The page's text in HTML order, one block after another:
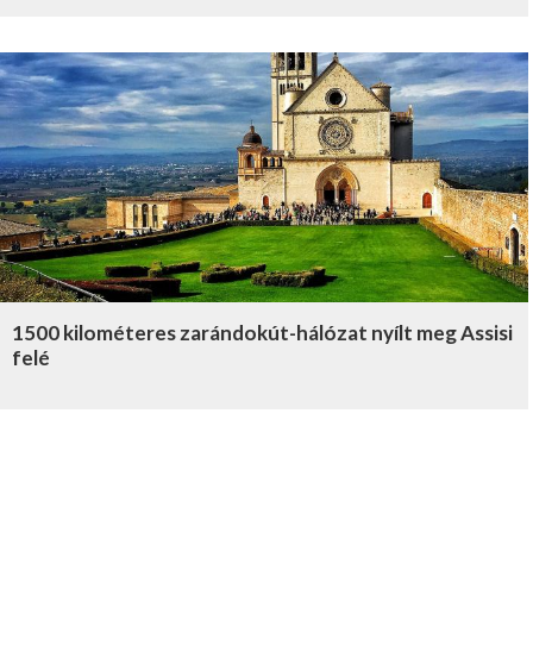
1500 kilométeres zarándokút-hálózat nyílt meg Assisi
felé